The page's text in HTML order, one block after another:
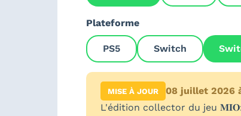
Plateforme
PS5 Switch
MISE À JOUR
08 juillet 2026
L'édition collector du jeu 𝐌𝐈𝐎: